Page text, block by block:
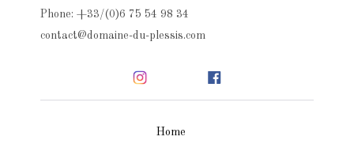
Phone: +33/(0)6 75 54 98 34
contact@domaine-du-plessis.com
Home